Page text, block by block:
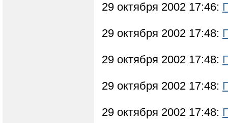
29 октября 2002 17:46:
29 октября 2002 17:48:
29 октября 2002 17:48:
29 октября 2002 17:48:
29 октября 2002 17:48: